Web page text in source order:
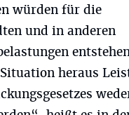
würden für die
und in anderen
heraus